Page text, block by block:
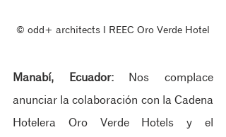
© odd+ architects ‖ REEC Oro Verde Hotel
Manabí, Ecuador: Nos complace
anunciar la colaboración con la Cadena
Hotelera Oro Verde Hotels y el